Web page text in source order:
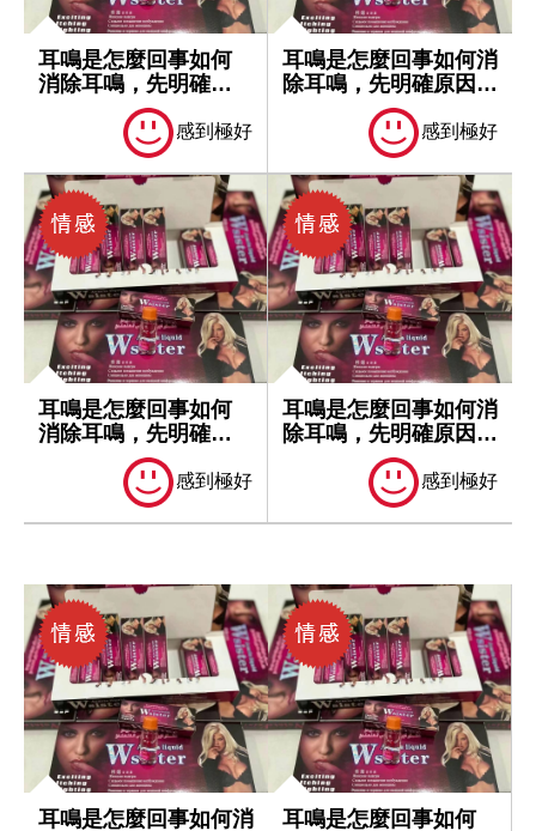
耳鳴是怎麼回事如何
消除耳鳴，先明確原
感到極好
耳鳴是怎麼回事如何消
除耳鳴，先明確原因再
感到極好
耳鳴是怎麼回事如何
消除耳鳴，先明確原
感到極好
耳鳴是怎麼回事如何消
除耳鳴，先明確原因再
感到極好
耳鳴是怎麼回事如何消
耳鳴是怎麼回事如何